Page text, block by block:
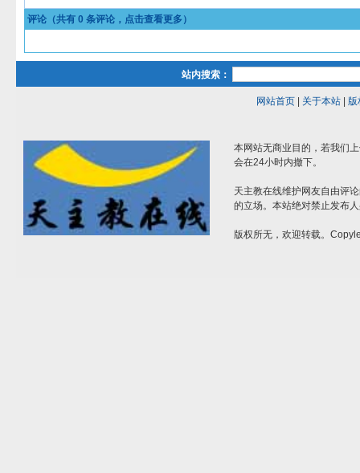
评论（共有 0 条评论，点击查看更多）
站内搜索：
网站首页| 关于本站| 版
本网站无商业目的，若我们
会在24小时内撤下。
天主教在线维护网友自由评
的立场。本站绝对禁止发布
版权所无，欢迎转载。